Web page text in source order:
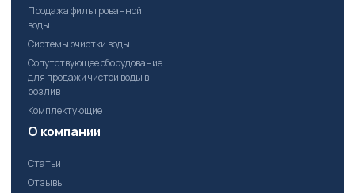
Продажа фильтрованной
воды
Системы очистки воды
Сопутствующее оборудование
для продажи чистой воды в
розлив
Комплектующие
О компании
Статьи
Отзывы